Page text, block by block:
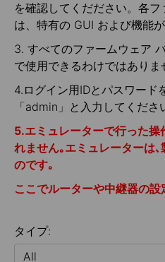
を確認してくだださい。各
は、特有の GUI および機能が
3. すべてのファームウェア
で使用できるわけではありま
4.ログイン用IDとパスワード
「admin」と入力してくださ
5.エミュレーターで行った操
れません｡エミュレーターは
のです｡
ここでルーターや中継器の設
タイプ: